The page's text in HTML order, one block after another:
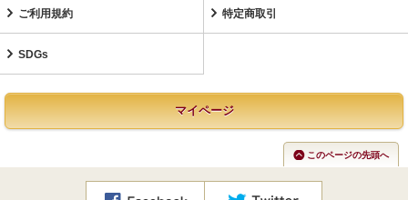
ご利用規約 特定商取引
SDGs
マイページ
このページの先頭へ